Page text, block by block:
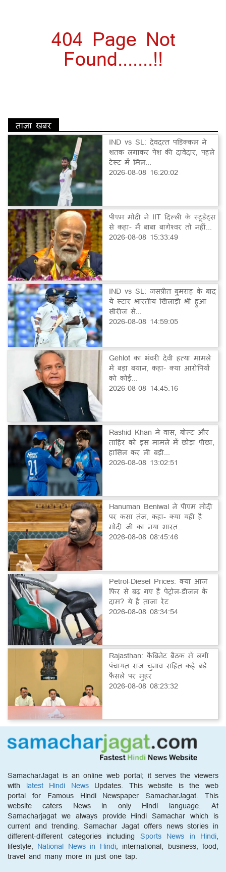
404 Page Not
Found.......!!
ताज़ा खबर
IND vs SL: देवदत्त पडिक्कल ने
शतक लगाकर पेश की दावेदार, पहले
टेस्ट में मिल...
2026-08-08 16:20:02
पीएम मोदी ने IIT दिल्ली के स्टूडेंट्स
से कहा- मैं बाबा बागेश्वर तो नहीं...
2026-08-08 15:33:49
IND vs SL: जसप्रीत बुमराह के बाद
ये स्टार भारतीय खिलाड़ी भी हुआ
सीरीज से...
2026-08-08 14:59:05
Gehlot का भंवरी देवी हत्या मामले
में बड़ा बयान, कहा- क्या आरोपियों
को कोई...
2026-08-08 14:45:16
Rashid Khan ने वास, बोल्ट और
ताहिर को इस मामले में छोड़ा पीछा,
हासिल कर ली बड़ी...
2026-08-08 13:02:51
Hanuman Beniwal ने पीएम मोदी
पर कसा तंज, कहा- क्या यही है
मोदी जी का नया भारत…
2026-08-08 08:45:46
Petrol-Diesel Prices: क्या आज
फिर से बढ़ गए हैं पेट्रोल-डीजल के
दाम? ये है ताजा रेट
2026-08-08 08:34:54
Rajasthan: कैबिनेट बैठक में लगी
पंचायत राज चुनाव सहित कई बड़े
फैसले पर मुहर
2026-08-08 08:23:32
SamacharJagat is an online web portal; it serves the viewers
with latest Hindi NewsUpdates. This website is the web
portal for Famous Hindi Newspaper SamacharJagat. This
website caters News in only Hindi language. At
Samacharjagat we always provide Hindi Samachar which is
current and trending. Samachar Jagat offers news stories in
different-different categories including Sports News in Hindi,
lifestyle, National News in Hindi, international, business, food,
travel and many more in just one tap.